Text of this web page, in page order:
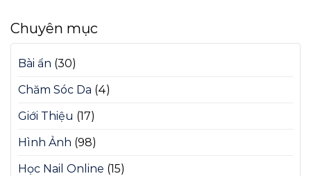
Chuyên mục
Bài ẩn (30)
Chăm Sóc Da (4)
Giới Thiệu (17)
Hình Ảnh (98)
Học Nail Online (15)